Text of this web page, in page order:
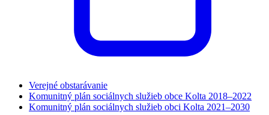
Verejné obstarávanie
Komunitný plán sociálnych služieb obce Kolta 2018–2022
Komunitný plán sociálnych služieb obci Kolta 2021–2030